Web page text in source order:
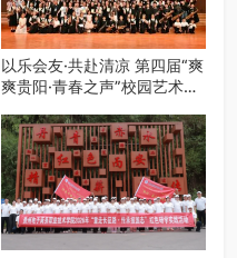
以乐会友·共赴清凉 第四届“爽
爽贵阳·青春之声”校园艺术交